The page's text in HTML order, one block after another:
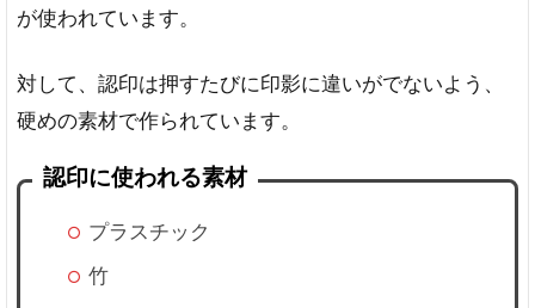
が使われています。
対して、認印は押すたびに印影に違いがでないよう、
硬めの素材で作られています。
認印に使われる素材
プラスチック
竹